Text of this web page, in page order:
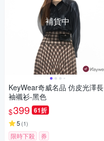
補貨中
KeyWear奇威名品 仿皮光澤長
袖襯衫-黑色
$399 61折
5 (1)
限時下殺 券